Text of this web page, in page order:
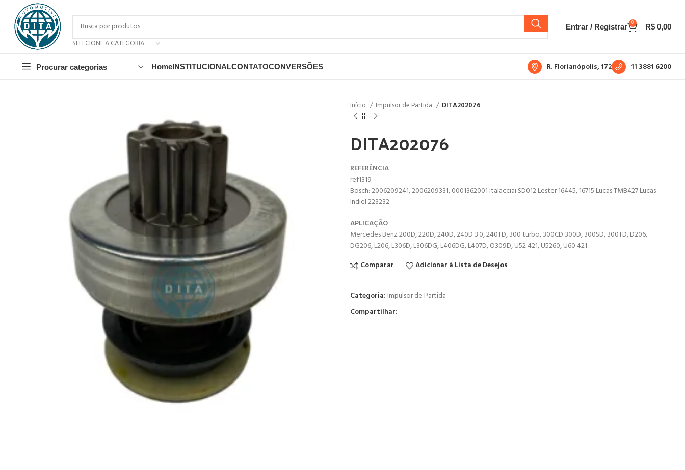
SELECIONE A CATEGORIA
Entrar / Registrar 0 R$ 0,00
Procurar categorias HomeINSTITUCIONALCONTATOCONVERSÕES R. Florianópolis, 172 11 3881 6200
Início Impulsor de Partida DITA202076
DITA202076
REFERÊNCIA
ref1319
Bosch: 2006209241, 2006209331, 0001362001 ltalacciai SD012 Lester 16445, 16715 Lucas TMB427 Lucas
lndiel 223232
APLICAÇÃO
Mercedes Benz 200D, 220D, 240D, 240D 3.0, 240TD, 300 turbo, 300CD 300D, 300SD, 300TD, D206,
DG206, L206, L306D, L306DG, L406DG, L407D, O309D, U52 421, U5260, U60 421
Comparar
Adicionar à Lista de Desejos
Categoria: Impulsor de Partida
Compartilhar: